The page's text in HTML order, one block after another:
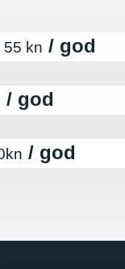
55 kn / god
/ god
/ god